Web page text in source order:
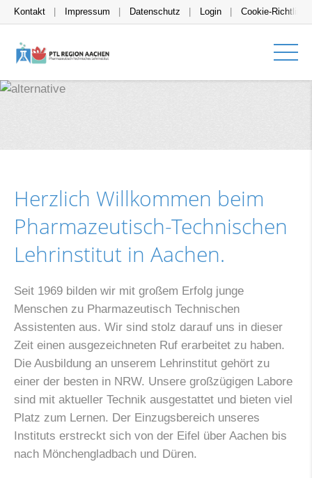
Kontakt Impressum Datenschutz Login Cookie-Richtlinie
Herzlich Willkommen beim
Pharmazeutisch-Technischen
Lehrinstitut in Aachen.
Seit 1969 bilden wir mit großem Erfolg junge
Menschen zu Pharmazeutisch Technischen
Assistenten aus. Wir sind stolz darauf uns in dieser
Zeit einen ausgezeichneten Ruf erarbeitet zu haben.
Die Ausbildung an unserem Lehrinstitut gehört zu
einer der besten in NRW. Unsere großzügigen Labore
sind mit aktueller Technik ausgestattet und bieten viel
Platz zum Lernen. Der Einzugsbereich unseres
Instituts erstreckt sich von der Eifel über Aachen bis
nach Mönchengladbach und Düren.